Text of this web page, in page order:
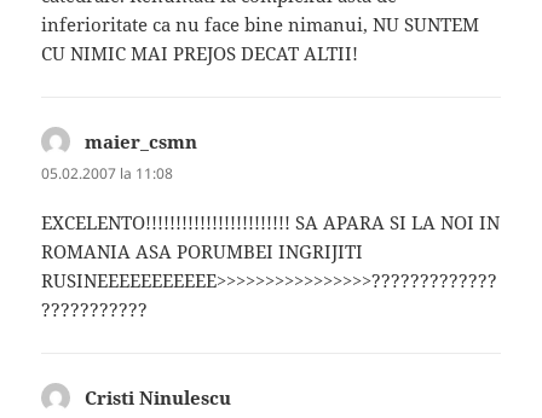
inferioritate ca nu face bine nimanui, NU SUNTEM
CU NIMIC MAI PREJOS DECAT ALTII!
maier_csmn
05.02.2007 la 11:08
EXCELENTO!!!!!!!!!!!!!!!!!!!!!!!! SA APARA SI LA NOI IN
ROMANIA ASA PORUMBEI INGRIJITI
RUSINEEEEEEEEEEE>>>>>>>>>>>>>>>>?????????????
???????????
Cristi Ninulescu